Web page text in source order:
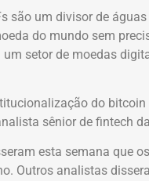
são um divisor de
do mundo sem
setor de moedas
do
sênior de fintech
esta semana que
Outros analistas